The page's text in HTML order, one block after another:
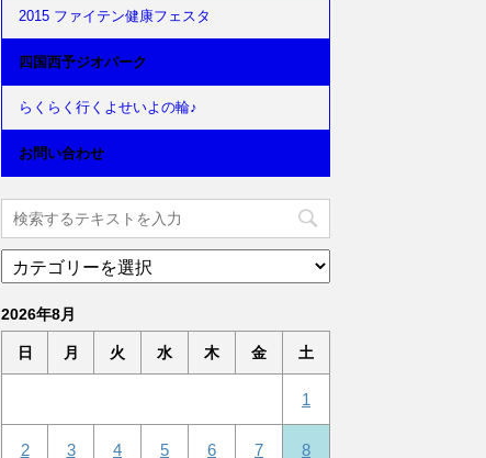
2015 ファイテン健康フェスタ
四国西予ジオパーク
らくらく行くよせいよの輪♪
お問い合わせ
2026年8月
日 月 火 水 木 金 土
1
2 3 4 5 6 7 8